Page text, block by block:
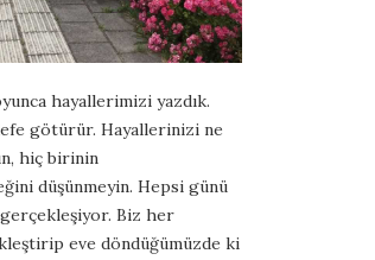
hayallerimizi yazdık.
götürür. Hayallerinizi ne
hiç birinin
düşünmeyin. Hepsi günü
gerçekleşiyor. Biz her
eve döndüğümüzde ki